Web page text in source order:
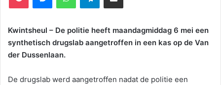
Kwintsheul – De politie heeft maandagmiddag 6 mei een
synthetisch drugslab aangetroffen in een kas op de Van
der Dussenlaan.
De drugslab werd aangetroffen nadat de politie een